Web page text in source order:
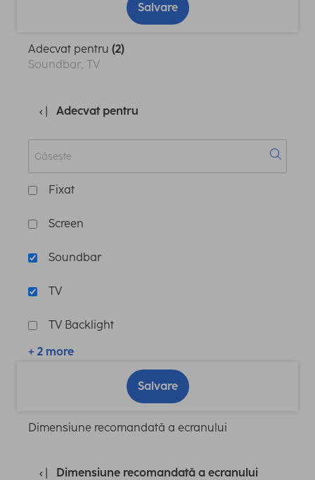
Salvare
Adecvat pentru (2)
Soundbar, TV
Adecvat pentru
Fixat
Screen
Soundbar
TV
TV Backlight
+ 2 more
Salvare
Dimensiune recomandată a ecranului
Dimensiune recomandată a ecranului